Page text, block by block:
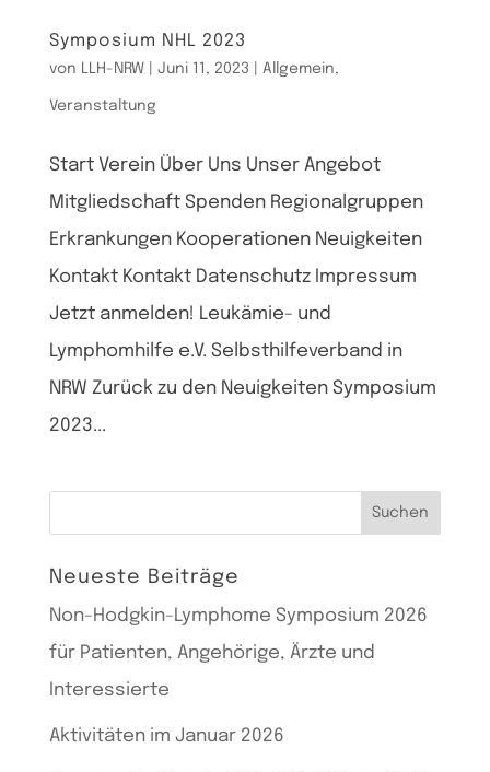
Symposium NHL 2023
von LLH-NRW| Juni 11, 2023 Allgemein,
Veranstaltung
Start Verein Über Uns Unser Angebot
Mitgliedschaft Spenden Regionalgruppen
Erkrankungen Kooperationen Neuigkeiten
Kontakt Kontakt Datenschutz Impressum
Jetzt anmelden! Leukämie- und
Lymphomhilfe e.V. Selbsthilfeverband in
NRW Zurück zu den Neuigkeiten Symposium
2023...
Neueste Beiträge
Non-Hodgkin-Lymphome Symposium 2026
für Patienten, Angehörige, Ärzte und
Interessierte
Aktivitäten im Januar 2026